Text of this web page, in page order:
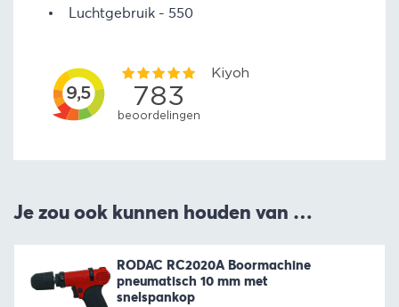
Luchtgebruik
550
Je zou ook kunnen houden van …
RODAC RC2020A Boormachine
pneumatisch 10 mm met
snelspankop